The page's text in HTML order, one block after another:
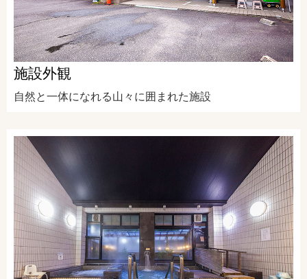
施設外観
自然と一体になれる山々に囲まれた施設